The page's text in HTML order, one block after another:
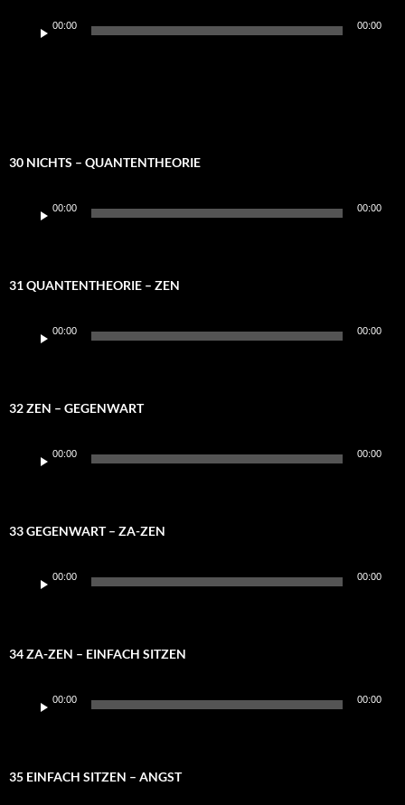
Player
00:00 00:00
30 NICHTS – QUANTENTHEORIE
Player
00:00 00:00
31 QUANTENTHEORIE – ZEN
Player
00:00 00:00
32 ZEN – GEGENWART
Player
00:00 00:00
33 GEGENWART – ZA-ZEN
Player
00:00 00:00
34 ZA-ZEN – EINFACH SITZEN
Player
00:00 00:00
35 EINFACH SITZEN – ANGST